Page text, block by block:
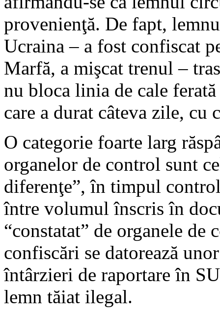
provenienţă. De fapt,
Ucraina – a fost confiscat
Marfă, a mişcat trenul –
nu bloca linia de cale
care a durat câteva zile, cu
O categorie foarte larg
organelor de control sunt
diferenţe”, în timpul
între volumul înscris în
“constatat” de organele de
confiscări se datorează
întârzieri de raportare în
lemn tăiat ilegal.